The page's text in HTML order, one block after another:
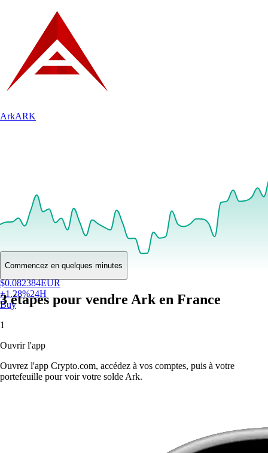
ArkARK
$0.082384EUR
+1.28%24H
Buy
Commencez en quelques minutes
3 étapes pour vendre Ark en France
1
Ouvrir l'app
Ouvrez l'app Crypto.com, accédez à vos comptes, puis à votre
portefeuille pour voir votre solde Ark.